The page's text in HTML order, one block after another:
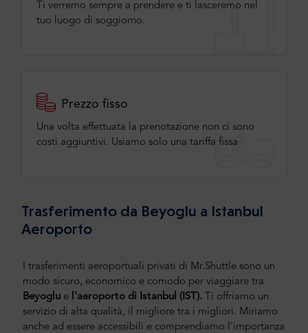
Ti verremo sempre a prendere e ti lasceremo nel
tuo luogo di soggiorno.
Prezzo fisso
Una volta effettuata la prenotazione non ci sono
costi aggiuntivi. Usiamo solo una tariffa fissa
Trasferimento da Beyoglu a Istanbul
Aeroporto
I trasferimenti aeroportuali privati di Mr.Shuttle sono un
modo sicuro, economico e comodo per viaggiare tra
Beyoglu e l'aeroporto di Istanbul (IST). Ti offriamo un
servizio di alta qualità, il migliore tra i migliori. Miriamo
anche ad essere accessibili e comprendiamo l'importanza